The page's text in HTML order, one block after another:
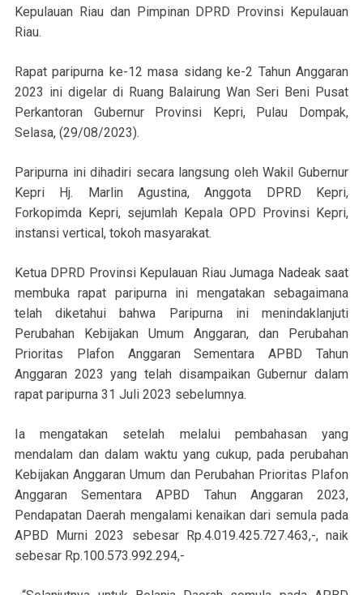
Kepulauan Riau dan Pimpinan DPRD Provinsi Kepulauan
Riau.
Rapat paripurna ke-12 masa sidang ke-2 Tahun Anggaran
2023 ini digelar di Ruang Balairung Wan Seri Beni Pusat
Perkantoran Gubernur Provinsi Kepri, Pulau Dompak,
Selasa, (29/08/2023).
Paripurna ini dihadiri secara langsung oleh Wakil Gubernur
Kepri Hj. Marlin Agustina, Anggota DPRD Kepri,
Forkopimda Kepri, sejumlah Kepala OPD Provinsi Kepri,
instansi vertical, tokoh masyarakat.
Ketua DPRD Provinsi Kepulauan Riau Jumaga Nadeak saat
membuka rapat paripurna ini mengatakan sebagaimana
telah diketahui bahwa Paripurna ini menindaklanjuti
Perubahan Kebijakan Umum Anggaran, dan Perubahan
Prioritas Plafon Anggaran Sementara APBD Tahun
Anggaran 2023 yang telah disampaikan Gubernur dalam
rapat paripurna 31 Juli 2023 sebelumnya.
Ia mengatakan setelah melalui pembahasan yang
mendalam dan dalam waktu yang cukup, pada perubahan
Kebijakan Anggaran Umum dan Perubahan Prioritas Plafon
Anggaran Sementara APBD Tahun Anggaran 2023,
Pendapatan Daerah mengalami kenaikan dari semula pada
APBD Murni 2023 sebesar Rp.4.019.425.727.463,-, naik
sebesar Rp.100.573.992.294,-